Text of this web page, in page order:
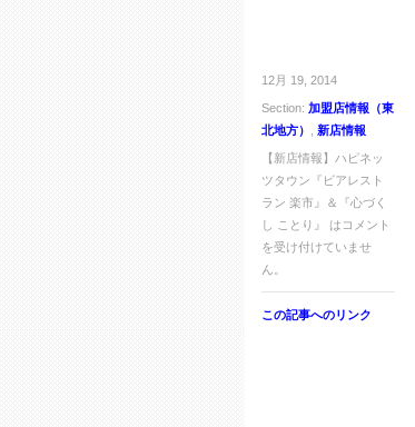
12月 19, 2014
Section: 加盟店情報（東
北地方）
新店情報
【新店情報】ハピネッ
ツタウン『ビアレスト
ラン 楽市』＆『心づく
し ことり』 は コメント
を受け付けていませ
ん。
この記事へのリンク